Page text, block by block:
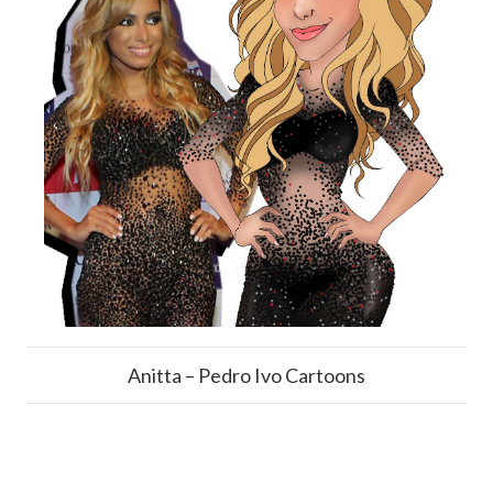
Anitta – Pedro Ivo Cartoons